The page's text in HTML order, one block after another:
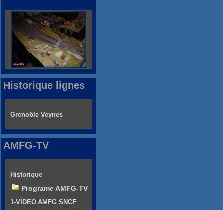
Historique lignes
Grenoble Veynes
AMFG-TV
Historique
Programe AMFG-TV
1-VIDEO AMFG SNCF